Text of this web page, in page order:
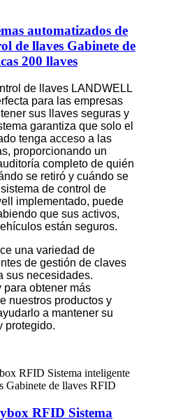
automatizados de
de llaves Gabinete de
200 llaves
de llaves LANDWELL
para las empresas
sus llaves seguras y
garantiza que solo el
tenga acceso a las
proporcionando un
completo de quién
se retiró y cuándo se
de control de
implementado, puede
que sus activos,
están seguros.
una variedad de
de gestión de claves
sus necesidades.
para obtener más
nuestros productos y
a mantener su
protegido.
RFID Sistema